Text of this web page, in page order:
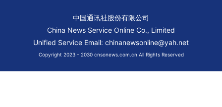
中国通讯社股份有限公司
China News Service Online Co., Limited
Unified Service Email: chinanewsonline@yah.net
Copyright 2023 - 2030 cnsonews.com.cn All Rights Reserved